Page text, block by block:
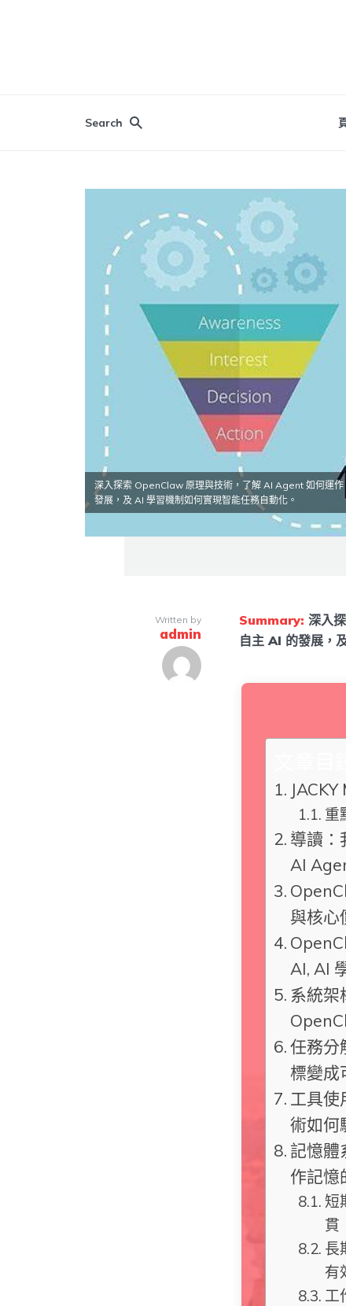
Search
深入探索 OpenClaw 原理與技術，了解 AI Agent 如何運作
發展，及 AI 學習機制如何實現智能任務自動化。
Written by
admin
Summary: 深入
自主 AI 的發展，
重
導讀：
AI
與核心
AI, AI
系統架
任務分
標變成
工具
術如何
記憶體
作記憶
短
貫
長
有
工